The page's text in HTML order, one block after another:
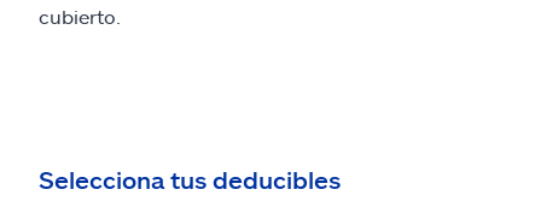
cubierto.
Selecciona tus deducibles